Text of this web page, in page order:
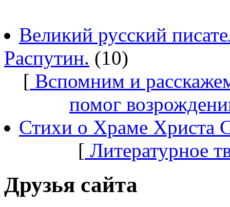
Великий русский
Распутин. (10)
[ Вспомним и
помог
Стихи о Храме Христа
[ Литературное
Друзья сайта